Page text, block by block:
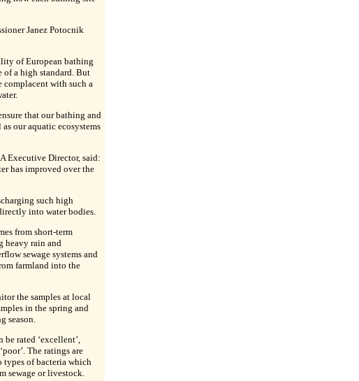
Janez Potocnik
of European bathing
of a high standard. But
complacent with such a
that our bathing and
our aquatic ecosystems
Executive Director, said:
has improved over the
such high
into water bodies.
from short-term
heavy rain and
sewage systems and
farmland into the
the samples at local
in the spring and
season.
be rated ‘excellent’,
The ratings are
types of bacteria which
sewage or livestock.